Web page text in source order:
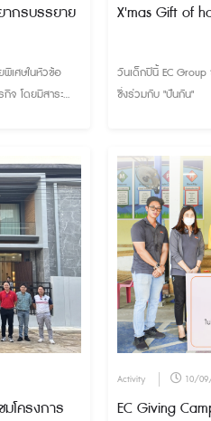
ากรบรรยาย
เศษในหัวข้อ
จ โดยมีสาระ
X'mas Gift of
วันเด็กปีนี้ EC
ซึ่งร่วมกับ "ปันกัน"
โครงการ
Activity 10/
EC Giving